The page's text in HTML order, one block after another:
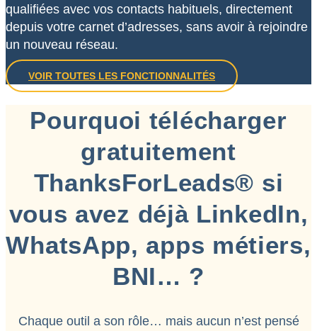
qualifiées avec vos contacts habituels, directement
depuis votre carnet d’adresses, sans avoir à rejoindre
un nouveau réseau.
VOIR TOUTES LES FONCTIONNALITÉS
Pourquoi télécharger
gratuitement
ThanksForLeads® si
vous avez déjà LinkedIn,
WhatsApp, apps métiers,
BNI… ?
Chaque outil a son rôle… mais aucun n’est pensé